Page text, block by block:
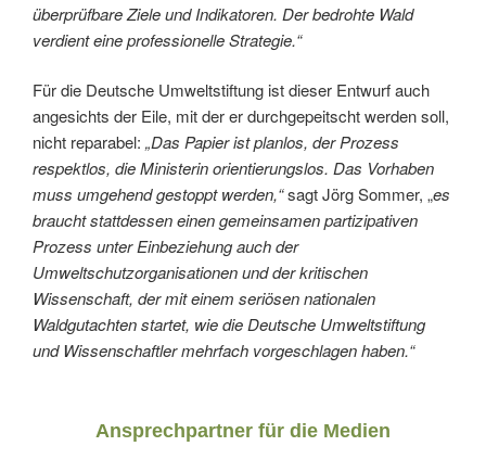
überprüfbare Ziele und Indikatoren. Der bedrohte Wald
verdient eine professionelle Strategie.“
Für die Deutsche Umweltstiftung ist dieser Entwurf auch
angesichts der Eile, mit der er durchgepeitscht werden soll,
nicht reparabel: „Das Papier ist planlos, der Prozess
respektlos, die Ministerin orientierungslos. Das Vorhaben
muss umgehend gestoppt werden,“sagt Jörg Sommer, „es
braucht stattdessen einen gemeinsamen partizipativen
Prozess unter Einbeziehung auch der
Umweltschutzorganisationen und der kritischen
Wissenschaft, der mit einem seriösen nationalen
Waldgutachten startet, wie die Deutsche Umweltstiftung
und Wissenschaftler mehrfach vorgeschlagen haben.“
Ansprechpartner für die Medien